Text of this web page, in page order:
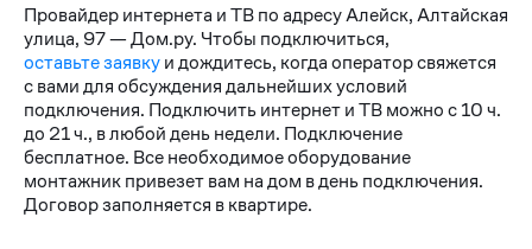
Провайдер интернета и ТВ по адресу Алейск, Алтайская
улица, 97 — Дом.ру. Чтобы подключиться,
оставьте заявкуи дождитесь, когда оператор свяжется
с вами для обсуждения дальнейших условий
подключения. Подключить интернет и ТВ можно с 10 ч.
до 21 ч., в любой день недели. Подключение
бесплатное. Все необходимое оборудование
монтажник привезет вам на дом в день подключения.
Договор заполняется в квартире.